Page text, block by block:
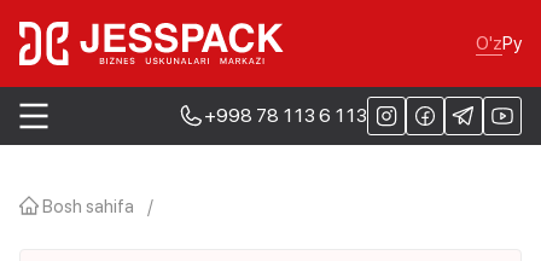
O'zРу
+998 78 113 6 113
Bosh sahifa /